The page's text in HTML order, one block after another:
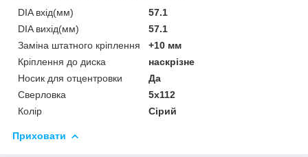
DIA вхід(мм)
57.1
DIA вихід(мм)
57.1
Заміна штатного кріплення
+10 мм
Кріплення до диска
наскрізне
Носик для отцентровки
Да
Сверловка
5х112
Колір
Сірий
Приховати